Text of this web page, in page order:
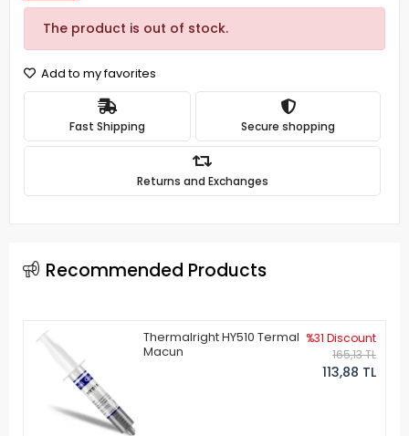
The product is out of stock.
Add to my favorites
Fast Shipping Secure shopping
Returns and Exchanges
Recommended Products
Thermalright HY510 Termal
Macun
%31 Discount
165,13 TL
113,88 TL